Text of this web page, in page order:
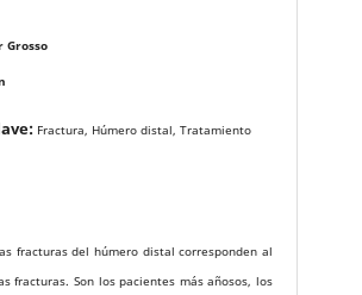
Grosso
Fractura, Húmero distal, Tratamiento
fracturas del húmero distal corresponden al
fracturas. Son los pacientes más añosos, los